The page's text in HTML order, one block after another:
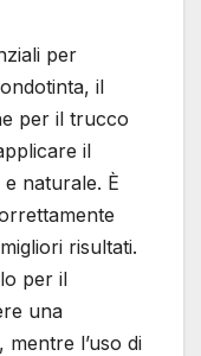
per
il
per il trucco
il
naturale. È
risultati.
per il
una
l’uso di